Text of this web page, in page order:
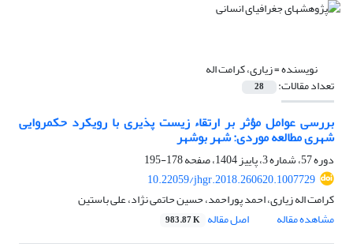
نویسنده =زیاری، کرامت اله
تعداد مقالات: 28
بررسی عوامل مؤثر بر ارتقاء زیست پذیری با رویکرد حکمروایی
شهری مطالعه موردی: شهر بوشهر
دوره 57، شماره 3، پاییز 1404، صفحه
178-195
10.22059/jhgr.2018.260620.1007729
کرامت اله زیاری، احمد پوراحمد، حسین حاتمی نژاد، علی باستین
مشاهده مقاله
اصل مقاله 983.87 K